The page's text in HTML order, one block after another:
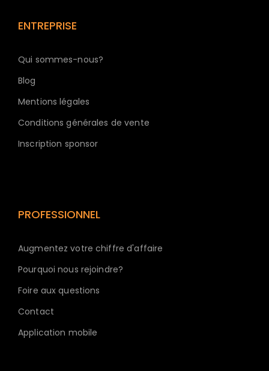
ENTREPRISE
Qui sommes-nous?
Blog
Mentions légales
Conditions générales de vente
Inscription sponsor
PROFESSIONNEL
Augmentez votre chiffre d'affaire
Pourquoi nous rejoindre?
Foire aux questions
Contact
Application mobile